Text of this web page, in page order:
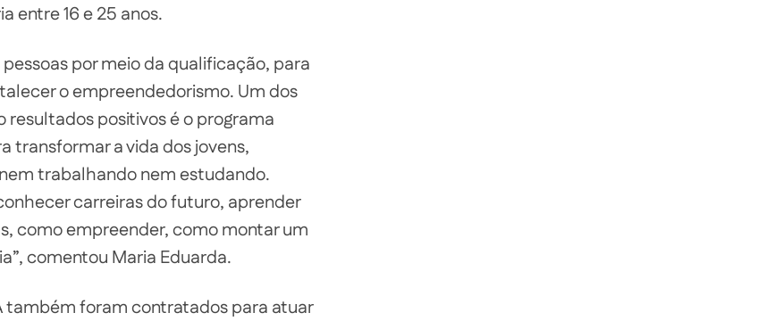
entre 16 e 25 anos.
por meio da qualificação, para
o empreendedorismo. Um dos
positivos é o programa
transformar a vida dos jovens,
trabalhando nem estudando.
carreiras do futuro, aprender
como empreender, como montar um
comentou Maria Eduarda.
também foram contratados para atuar